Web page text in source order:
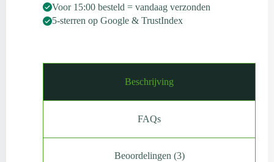
Voor 15:00 besteld = vandaag verzonden
5-sterren op Google & TrustIndex
Beschrijving
FAQs
Beoordelingen (3)